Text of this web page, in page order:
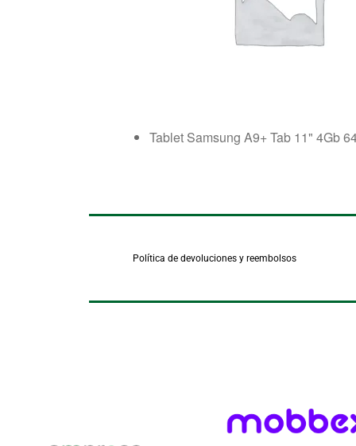
Tablet Samsung A9+ Tab 11" 4Gb
Política de devoluciones y reembolsos